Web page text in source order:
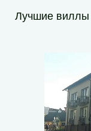
Лучшие виллы